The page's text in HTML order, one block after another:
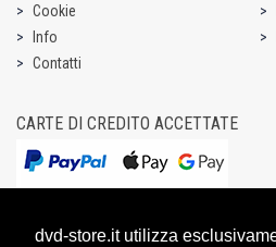
dvd-store.it utilizza
Cookie
Info
Contatti
CARTE DI CREDITO ACCETTATE